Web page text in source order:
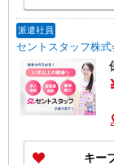
派遣社員
セントスタッフ株
キー